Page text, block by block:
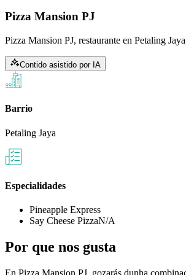
Pizza Mansion PJ
Pizza Mansion PJ, restaurante en Petaling
Contido asistido por IA
Barrio
Petaling Jaya
Especialidades
Pineapple Express
Say Cheese PizzaN/A
Por que nos gusta
En Pizza Mansion PJ, gozarás dunha